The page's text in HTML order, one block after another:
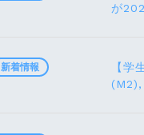
が
【学
新着情報